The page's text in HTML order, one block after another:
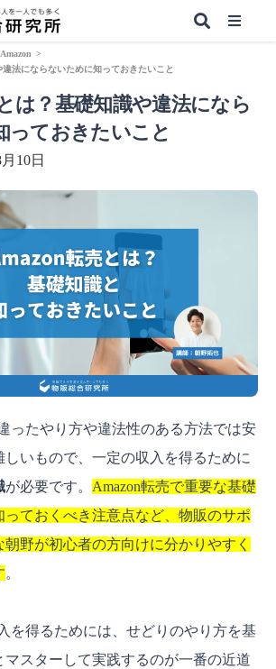
】副業&本業 物販ノウハウ
Amazon >
法にならないために知っておきたいこと
は？基礎知識や違法になら
っておきたいこと
10日
ったやり方や違法性のある方法では安
しいもので、一定の収入を得るために
が必要です。 Amazon転売で重要な基礎
っておくべき注意点など、物販のサポ
野が初心者の方向けに分かりやすく
。
を得るためには、せどりのやり方を基
マスターして実践するのが一番の近道